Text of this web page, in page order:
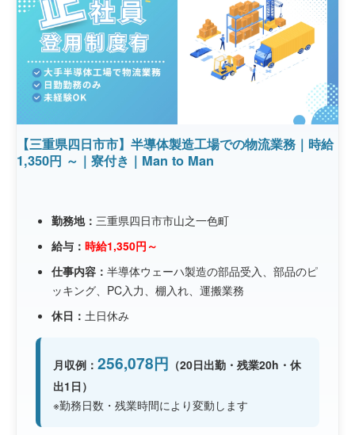
【三重県四日市市】半導体製造工場での物流業務｜時給
1,350円 ～｜寮付き｜Man to Man
勤務地： 三重県四日市市山之一色町
給与： 時給1,350円～
仕事内容： 半導体ウェーハ製造の部品受入、部品のピ
ッキング、PC入力、棚入れ、運搬業務
休日： 土日休み
月収例： 256,078円 （20日出勤・残業20h・休
出1日）
※勤務日数・残業時間により変動します